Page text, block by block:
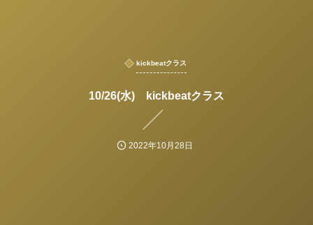
kickbeatクラス
10/26(水) kickbeatクラス
2022年10月28日